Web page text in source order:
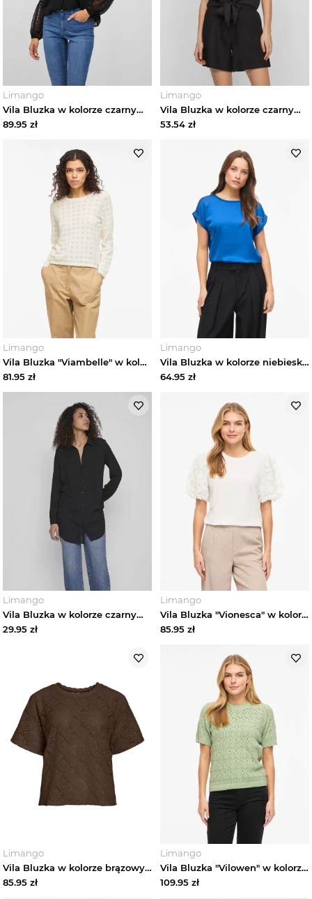
Limango
Vila Bluzka w kolorze czarnym rozmiar: 38
89.95 zł
Limango
Vila Bluzka w kolorze czarnym rozmiar: 36
53.54 zł
Limango
Vila Bluzka "Viambelle" w kolorze kremowym rozmiar: XL
81.95 zł
Limango
Vila Bluzka w kolorze niebieskim rozmiar: 42
64.95 zł
Limango
Vila Bluzka w kolorze czarnym rozmiar: 34
29.95 zł
Limango
Vila Bluzka "Vionesca" w kolorze białym rozmiar: M
85.95 zł
Limango
Vila Bluzka w kolorze brązowym rozmiar: M
85.95 zł
Limango
Vila Bluzka "Vilowen" w kolorze zielonym rozmiar: XS
109.95 zł